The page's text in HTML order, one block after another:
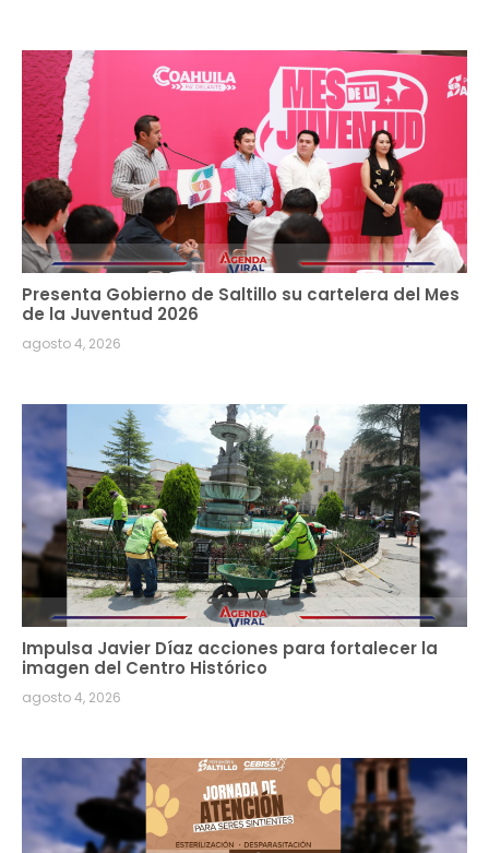
Presenta Gobierno de Saltillo su cartelera del Mes
de la Juventud 2026
agosto 4, 2026
Impulsa Javier Díaz acciones para fortalecer la
imagen del Centro Histórico
agosto 4, 2026